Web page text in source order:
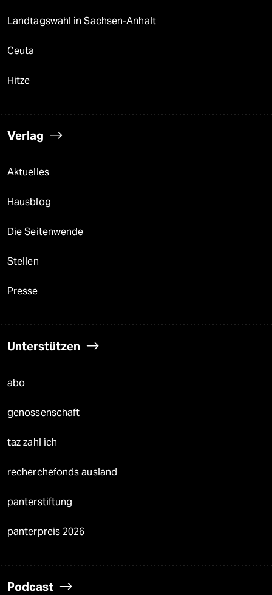
Landtagswahl in Sachsen-Anhalt
Ceuta
Hitze
Verlag
Aktuelles
Hausblog
Die Seitenwende
Stellen
Presse
Unterstützen
abo
genossenschaft
taz zahl ich
recherchefonds ausland
panterstiftung
panterpreis 2026
Podcast